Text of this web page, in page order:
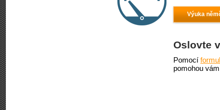
Výuka
Oslovte
Pomocí
pomohou